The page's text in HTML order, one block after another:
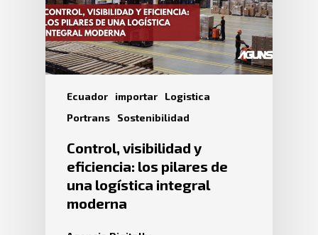
Ecuador importar
Logistica
Portrans
Sostenibilidad
Control, visibilidad y
eficiencia: los pilares de
una logística integral
moderna